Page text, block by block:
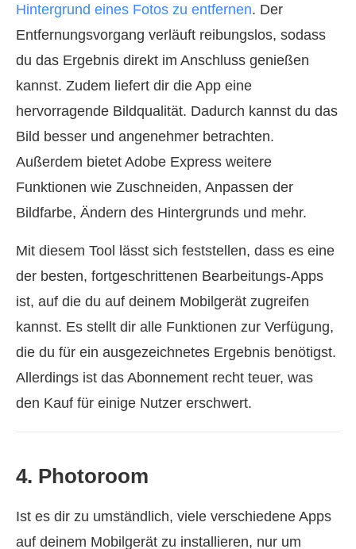
Hintergrund eines Fotos zu entfernen. Der
Entfernungsvorgang verläuft reibungslos, sodass
du das Ergebnis direkt im Anschluss genießen
kannst. Zudem liefert dir die App eine
hervorragende Bildqualität. Dadurch kannst du das
Bild besser und angenehmer betrachten.
Außerdem bietet Adobe Express weitere
Funktionen wie Zuschneiden, Anpassen der
Bildfarbe, Ändern des Hintergrunds und mehr.
Mit diesem Tool lässt sich feststellen, dass es eine
der besten, fortgeschrittenen Bearbeitungs-Apps
ist, auf die du auf deinem Mobilgerät zugreifen
kannst. Es stellt dir alle Funktionen zur Verfügung,
die du für ein ausgezeichnetes Ergebnis benötigst.
Allerdings ist das Abonnement recht teuer, was
den Kauf für einige Nutzer erschwert.
4. Photoroom
Ist es dir zu umständlich, viele verschiedene Apps
auf deinem Mobilgerät zu installieren, nur um